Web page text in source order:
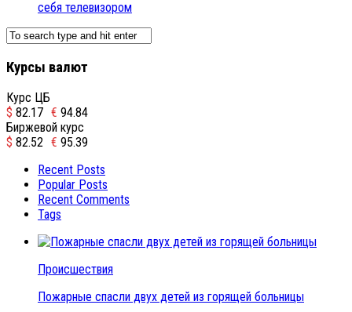
себя телевизором
Курсы валют
Курс ЦБ
$ 82.17 € 94.84
Биржевой курс
$ 82.52 € 95.39
Recent Posts
Popular Posts
Recent Comments
Tags
Происшествия
Пожарные спасли двух детей из горящей больницы